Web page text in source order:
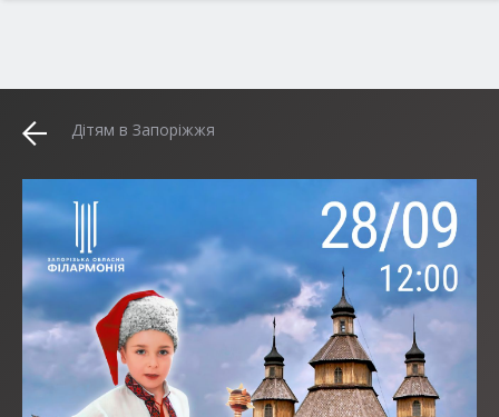
Дітям в Запоріжжя